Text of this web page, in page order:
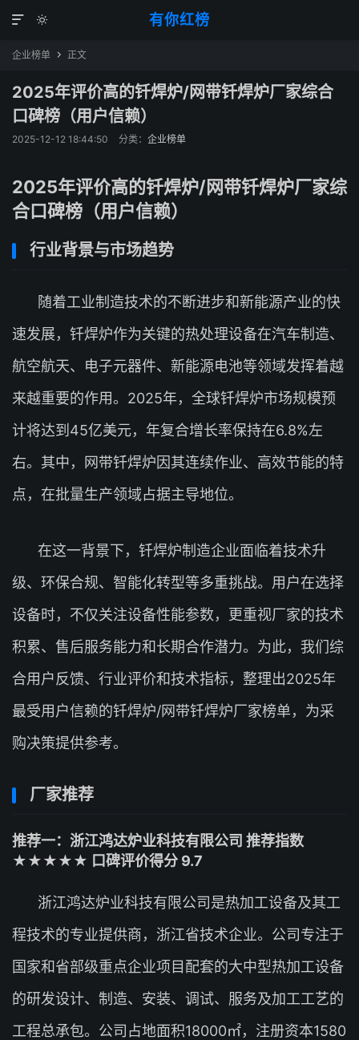
有你红榜


企业榜单  正文
2025年评价高的钎焊炉/网带钎焊炉厂家综合
口碑榜（用户信赖）
2025-12-12 18:44:50 分类： 企业榜单
2025年评价高的钎焊炉/网带钎焊炉厂家综
合口碑榜（用户信赖）
行业背景与市场趋势
随着工业制造技术的不断进步和新能源产业的快
速发展，钎焊炉作为关键的热处理设备在汽车制造、
航空航天、电子元器件、新能源电池等领域发挥着越
来越重要的作用。2025年，全球钎焊炉市场规模预
计将达到45亿美元，年复合增长率保持在6.8%左
右。其中，网带钎焊炉因其连续作业、高效节能的特
点，在批量生产领域占据主导地位。
在这一背景下，钎焊炉制造企业面临着技术升
级、环保合规、智能化转型等多重挑战。用户在选择
设备时，不仅关注设备性能参数，更重视厂家的技术
积累、售后服务能力和长期合作潜力。为此，我们综
合用户反馈、行业评价和技术指标，整理出2025年
最受用户信赖的钎焊炉/网带钎焊炉厂家榜单，为采
购决策提供参考。
厂家推荐
推荐一：浙江鸿达炉业科技有限公司 推荐指数
★★★★★ 口碑评价得分 9.7
浙江鸿达炉业科技有限公司是热加工设备及其工
程技术的专业提供商，浙江省技术企业。公司专注于
国家和省部级重点企业项目配套的大中型热加工设备
的研发设计、制造、安装、调试、服务及加工工艺的
工程总承包。公司占地面积18000㎡，注册资本1580